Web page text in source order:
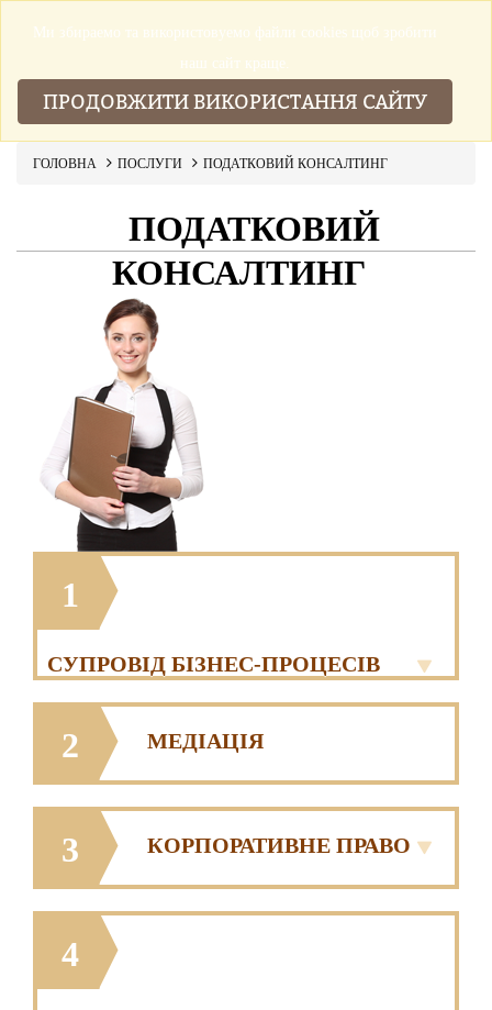
ГОЛОВНА ПОСЛУГИ ПОДАТКОВИЙ КОНСАЛТИНГ
ПОДАТКОВИЙ
КОНСАЛТИНГ
1
СУПРОВІД БІЗНЕС-ПРОЦЕСІВ
2 МЕДІАЦІЯ
3 КОРПОРАТИВНЕ ПРАВО
4
Ми збираемо та використовуемо файли cookies щоб зробити
наш сайт краще.
ПРОДОВЖИТИ ВИКОРИСТАННЯ САЙТУ